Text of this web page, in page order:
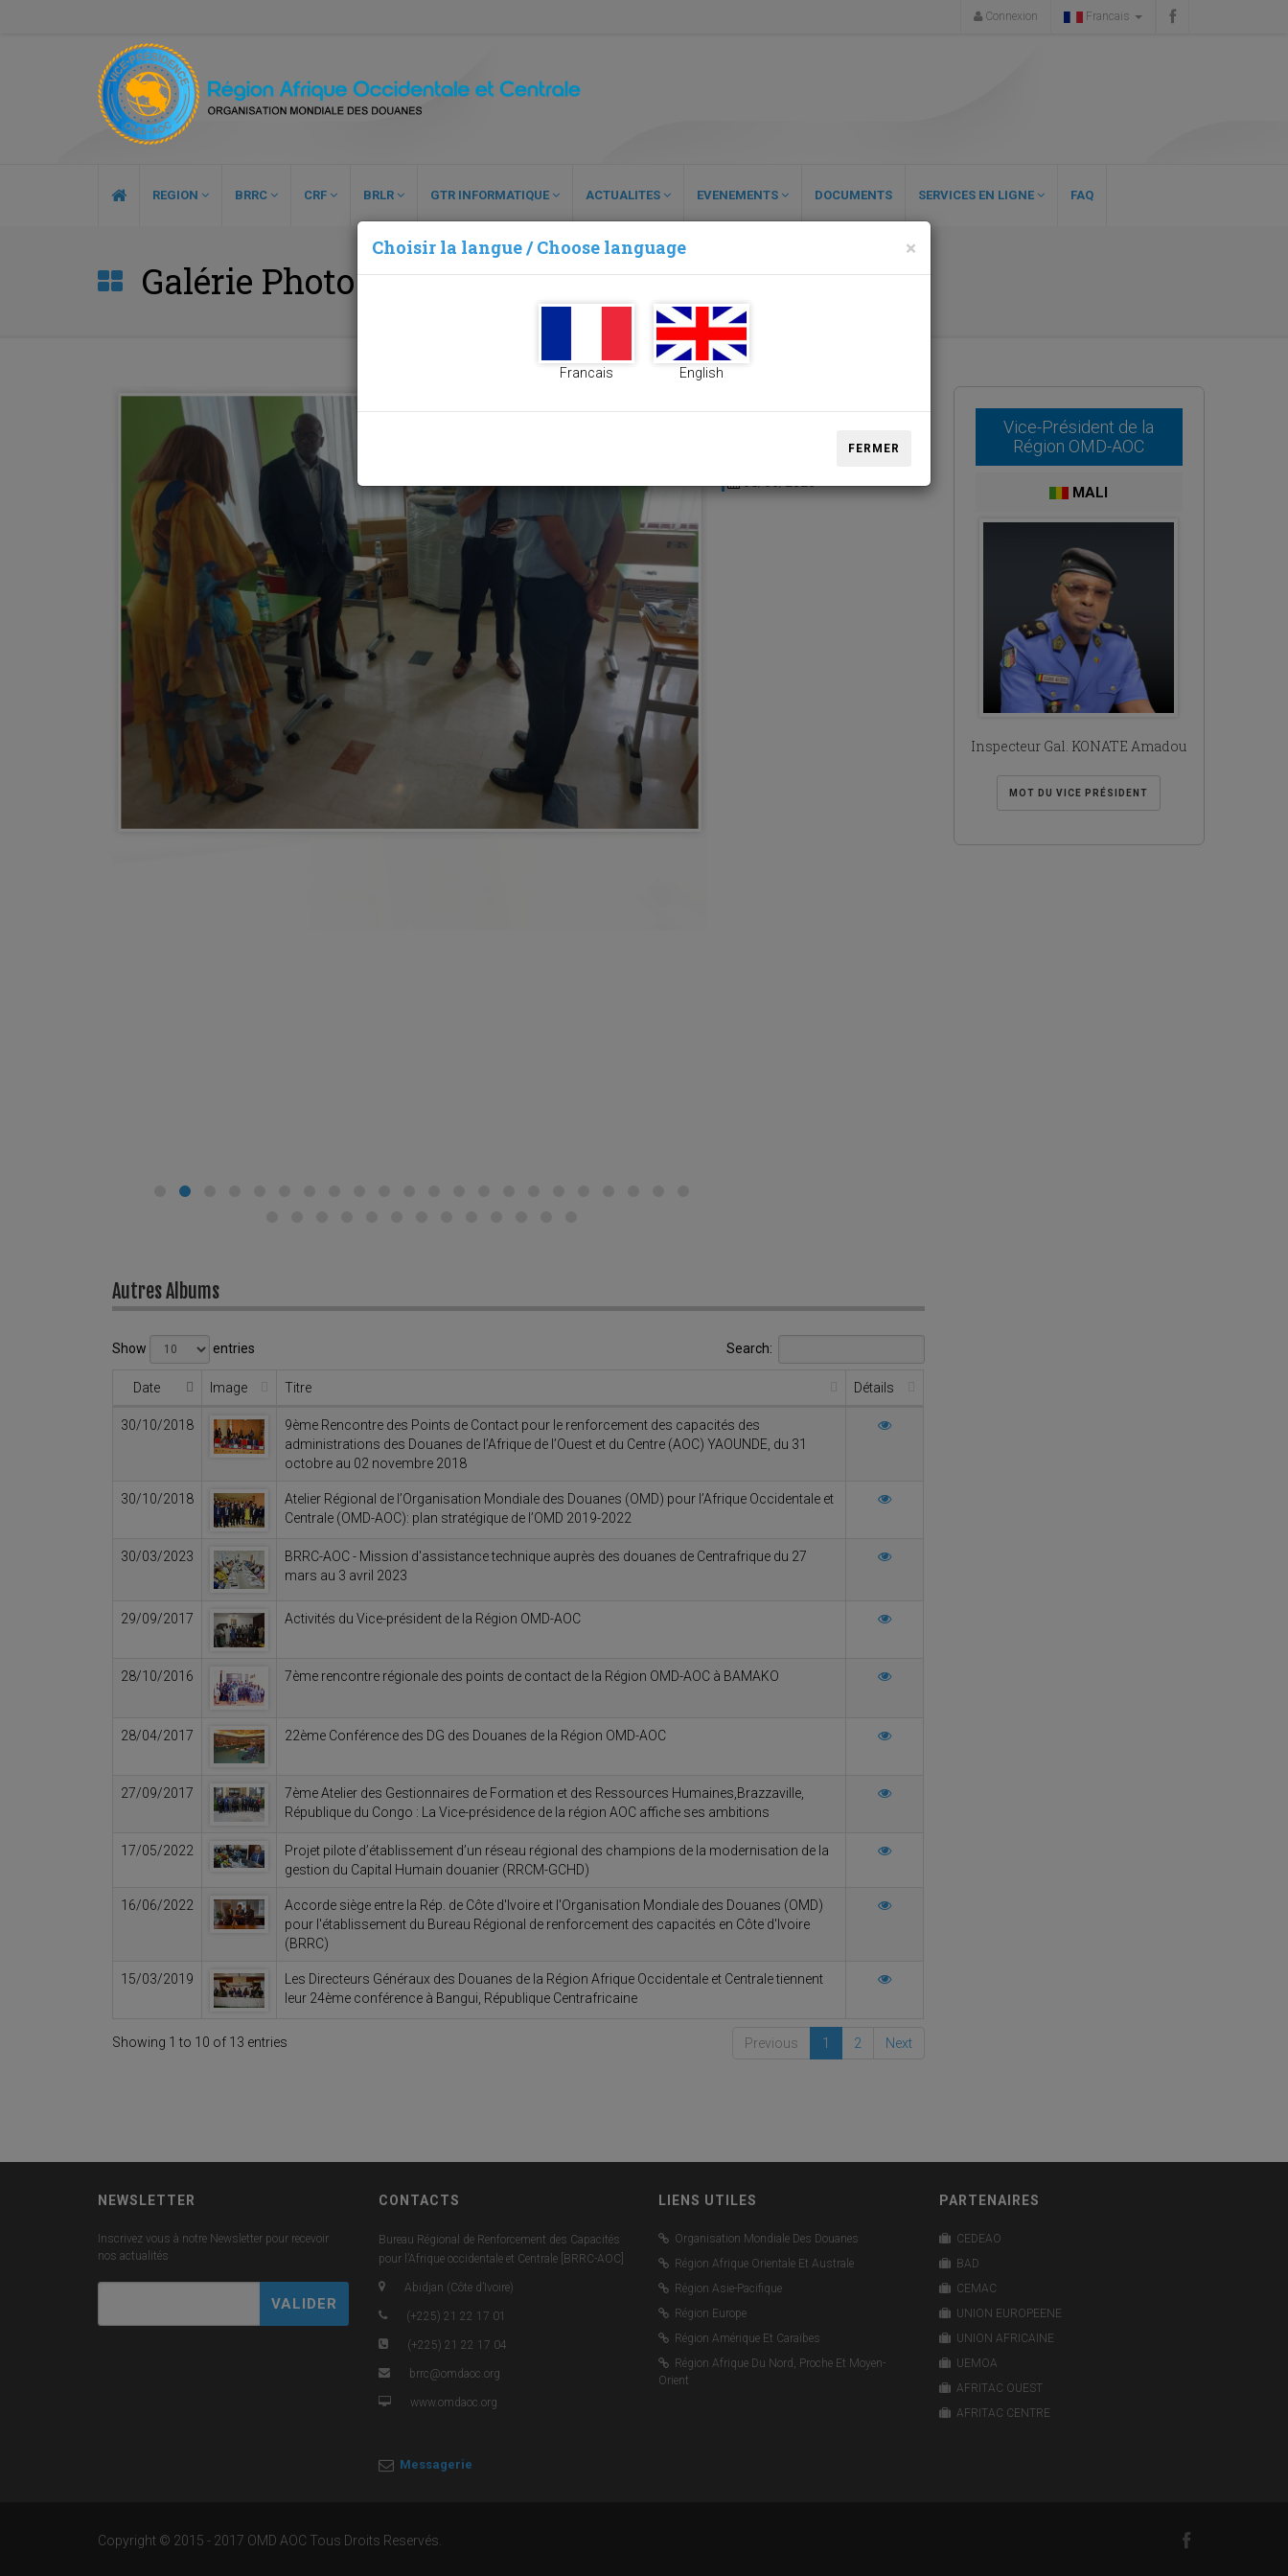
Connexion Francais
REGION BRRC CRF BRLR GTR INFORMATIQUE ACTUALITES EVENEMENTS DOCUMENTS SERVICES EN LIGNE FAQ
Galérie Photo
with an innovative tool
Autres Albums
Show entries Search:
Date Image Titre Détails
30/10/2018
9ème Rencontre des Points de Contact pour le renforcement des capacités des
administrations des Douanes de l’Afrique de l’Ouest et du Centre (AOC) YAOUNDE, du 31
octobre au 02 novembre 2018
30/10/2018
Atelier Régional de l’Organisation Mondiale des Douanes (OMD) pour l’Afrique Occidentale et
Centrale (OMD-AOC): plan stratégique de l’OMD 2019-2022
30/03/2023
BRRC-AOC - Mission d'assistance technique auprès des douanes de Centrafrique du 27
mars au 3 avril 2023
29/09/2017 Activités du Vice-président de la Région OMD-AOC
28/10/2016 7ème rencontre régionale des points de contact de la Région OMD-AOC à BAMAKO
28/04/2017 22ème Conférence des DG des Douanes de la Région OMD-AOC
27/09/2017
7ème Atelier des Gestionnaires de Formation et des Ressources Humaines,Brazzaville,
République du Congo : La Vice-présidence de la région AOC affiche ses ambitions
17/05/2022
Projet pilote d’établissement d’un réseau régional des champions de la modernisation de la
gestion du Capital Humain douanier (RRCM-GCHD)
16/06/2022
Accorde siège entre la Rép. de Côte d'Ivoire et l'Organisation Mondiale des Douanes (OMD)
pour l'établissement du Bureau Régional de renforcement des capacités en Côte d'Ivoire
(BRRC)
15/03/2019
Les Directeurs Généraux des Douanes de la Région Afrique Occidentale et Centrale tiennent
leur 24ème conférence à Bangui, République Centrafricaine
Showing 1 to 10 of 13 entries Previous 1 2 Next
Vice-Président de la
Région OMD-AOC
MALI
Inspecteur Gal. KONATE Amadou
MOT DU VICE PRÉSIDENT
Choisir la langue / Choose language ×
Francais English
FERMER
NEWSLETTER
Inscrivez vous à notre Newsletter pour recevoir
nos actualités
CONTACTS
Bureau Régional de Renforcement des Capacités
pour l’Afrique occidentale et Centrale [BRRC-AOC]
Abidjan (Côte d’Ivoire)
(+225) 21 22 17 01
(+225) 21 22 17 04
brrc@omdaoc.org
www.omdaoc.org
Messagerie
LIENS UTILES
Organisation Mondiale Des Douanes
Région Afrique Orientale Et Australe
Région Asie-Pacifique
Région Europe
Région Amérique Et Caraïbes
Région Afrique Du Nord, Proche Et Moyen-
Orient
PARTENAIRES
CEDEAO
BAD
CEMAC
UNION EUROPEENE
UNION AFRICAINE
UEMOA
AFRITAC OUEST
AFRITAC CENTRE
Copyright © 2015 - 2017 OMD AOC Tous Droits Reservés.